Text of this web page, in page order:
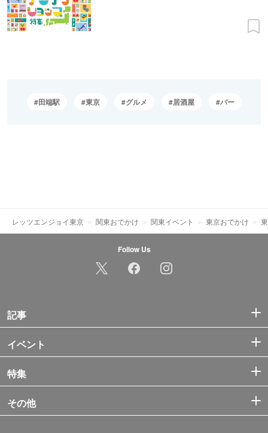
田端駅 東京 グルメ 居酒屋 バー
レッツエンジョイ東京 関東おでかけ 関東イベント 東京おでかけ
Follow Us
記事
イベント
特集
その他